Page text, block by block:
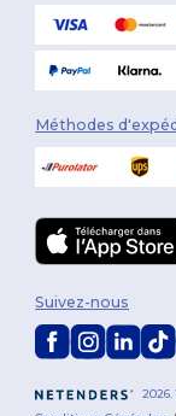
Méthodes
Suivez-nous